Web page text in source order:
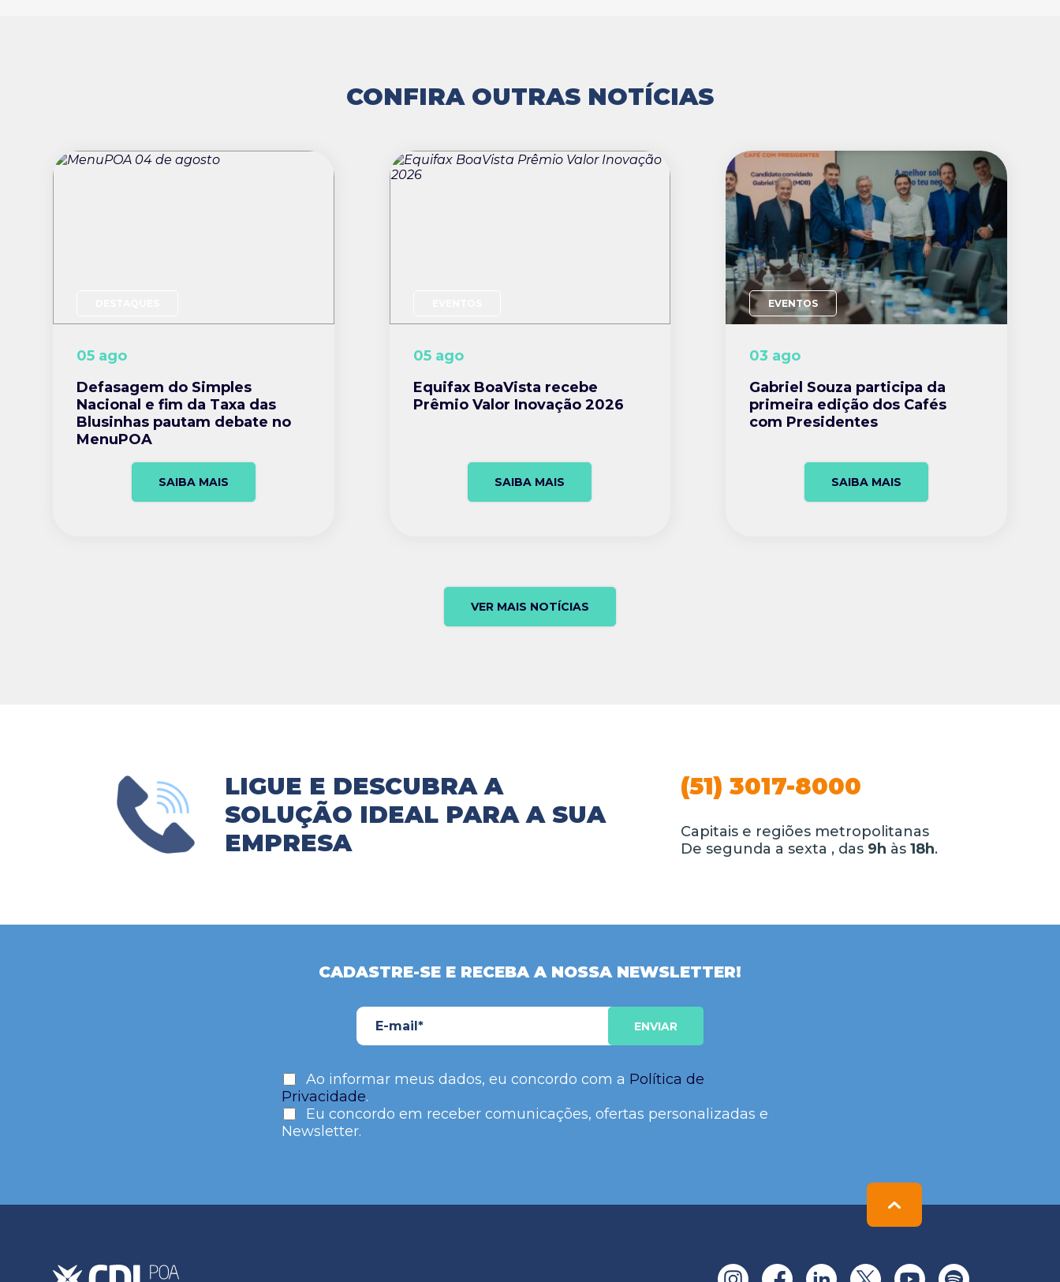
CONFIRA OUTRAS NOTÍCIAS
05 ago
Defasagem do Simples
Nacional e fim da Taxa das
Blusinhas pautam debate no
MenuPOA
SAIBA MAIS
05 ago
Equifax BoaVista recebe
Prêmio Valor Inovação 2026
SAIBA MAIS
EVENTOS
03 ago
Gabriel Souza participa da
primeira edição dos Cafés
com Presidentes
SAIBA MAIS
VER MAIS NOTÍCIAS
LIGUE E DESCUBRA A
SOLUÇÃO IDEAL PARA A SUA
EMPRESA
(51) 3017-8000
Capitais e regiões metropolitanas
De segunda a sexta , das 9h às 18h.
CADASTRE-SE E RECEBA A NOSSA NEWSLETTER!
Ao informar meus dados, eu concordo com a Política de
Privacidade.
Eu concordo em receber comunicações, ofertas personalizadas e
Newsletter.
field